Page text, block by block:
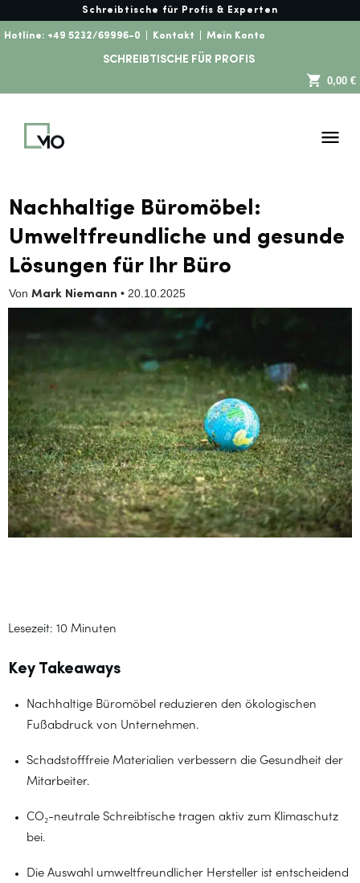
Schreibtische für Profis & Experten
Hotline: +49 5232/69996-0 Kontakt Mein Konto
SCHREIBTISCHE FÜR PROFIS
0,00 €
Nachhaltige Büromöbel:
Umweltfreundliche und gesunde
Lösungen für Ihr Büro
Von Mark Niemann • 20.10.2025
Lesezeit: 10 Minuten
Key Takeaways
Nachhaltige Büromöbel reduzieren den ökologischen
Fußabdruck von Unternehmen.
Schadstofffreie Materialien verbessern die Gesundheit der
Mitarbeiter.
CO₂-neutrale Schreibtische tragen aktiv zum Klimaschutz
bei.
Die Auswahl umweltfreundlicher Hersteller ist entscheidend